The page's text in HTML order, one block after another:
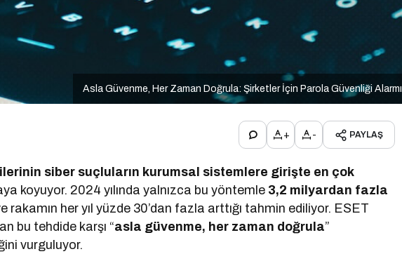
Asla Güvenme, Her Zaman Doğrula: Şirketler İçin Parola Güvenliği Alarmı
+ - PAYLAŞ
siber suçluların kurumsal sistemlere girişte en çok
koyuyor. 2024 yılında yalnızca bu yöntemle 3,2 milyardan fazla
rakamın her yıl yüzde 30’dan fazla arttığı tahmin ediliyor. ESET
bu tehdide karşı “asla güvenme, her zaman doğrula”
vurguluyor.